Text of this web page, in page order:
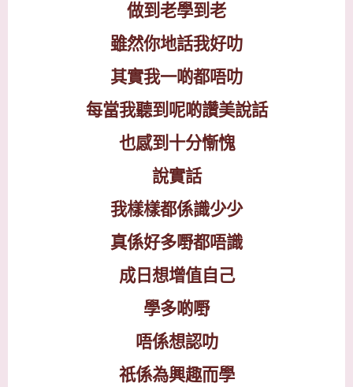
做到老學到老
雖然你地話我好叻
其實我一啲都唔叻
每當我聽到呢啲讚美說話
也感到十分慚愧
說實話
我樣樣都係識少少
真係好多嘢都唔識
成日想增值自己
學多啲嘢
唔係想認叻
祇係為興趣而學